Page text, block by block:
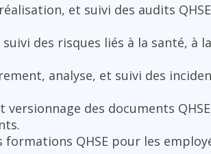
et suivi des audits
des risques liés à la santé, à
analyse, et suivi des
des documents
QHSE pour les